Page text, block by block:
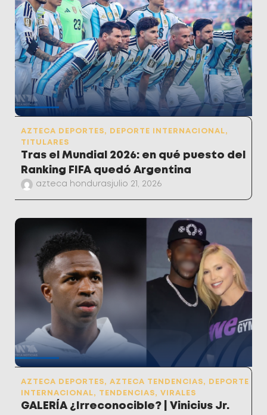
AZTECA DEPORTES, DEPORTE INTERNACIONAL,
TITULARES
Tras el Mundial 2026: en qué puesto del
Ranking FIFA quedó Argentina
azteca honduras julio 21, 2026
AZTECA DEPORTES, AZTECA TENDENCIAS,
DEPORTE
INTERNACIONAL, TENDENCIAS, VIRALES
GALERÍA ¿Irreconocible? | Vinicius Jr.